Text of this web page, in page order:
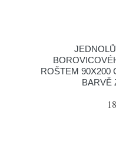
ROŠTEM 90X200
BARVĚ